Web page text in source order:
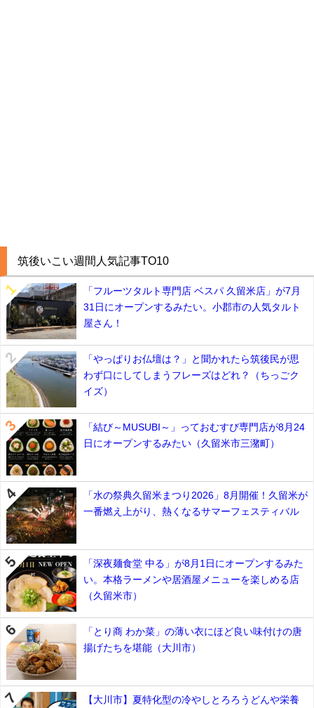
筑後いこい週間人気記事TO10
「フルーツタルト専門店 ベスパ 久留米店」が7月
31日にオープンするみたい。小郡市の人気タルト
屋さん！
「やっぱりお仏壇は？」と聞かれたら筑後民が思
わず口にしてしまうフレーズはどれ？（ちっごク
イズ）
「結び～MUSUBI～」っておむすび専門店が8月24
日にオープンするみたい（久留米市三潴町）
「水の祭典久留米まつり2026」8月開催！久留米が
一番燃え上がり、熱くなるサマーフェスティバル
「深夜麺食堂 中る」が8月1日にオープンするみた
い。本格ラーメンや居酒屋メニューを楽しめる店
（久留米市）
「とり商 わか菜」の薄い衣にほど良い味付けの唐
揚げたちを堪能（大川市）
【大川市】夏特化型の冷やしとろろうどんや栄養